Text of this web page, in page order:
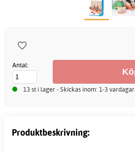
Antal:
13 st i lager - Skickas inom: 1-3 vardagar
Produktbeskrivning: